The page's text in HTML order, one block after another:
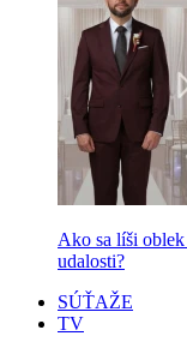
Ako sa líši oblek
udalosti?
SÚŤAŽE
TV